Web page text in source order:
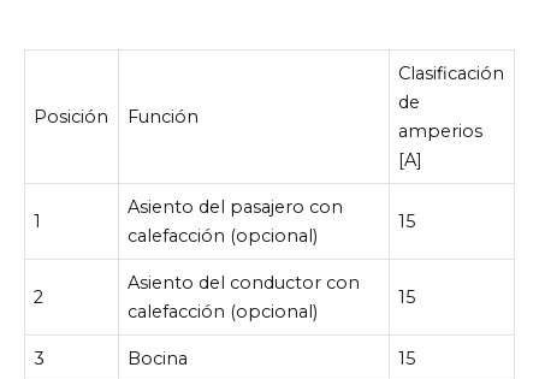
Posición Función
Clasificación
de
amperios
[A]
1
Asiento del pasajero con
calefacción (opcional)
15
2
Asiento del conductor con
calefacción (opcional)
15
3 Bocina 15